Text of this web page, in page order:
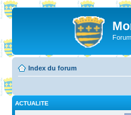
Index du forum
ACTUALITE